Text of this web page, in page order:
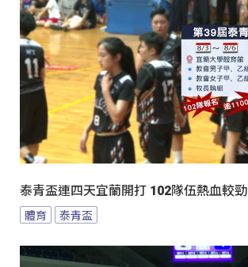
泰青盃連四天宜蘭開打 102隊伍熱血較勁
體育 泰青盃